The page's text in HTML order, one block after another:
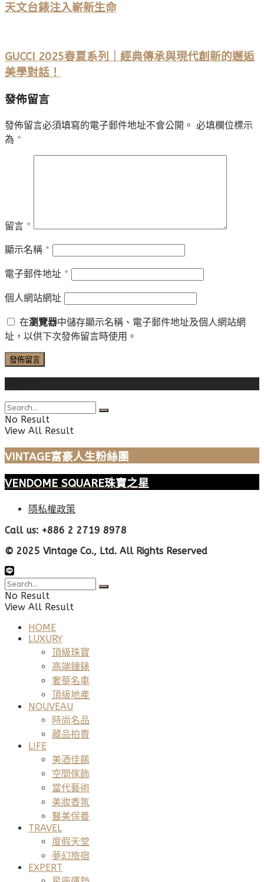
天文台錶注入嶄新生命
GUCCI 2025春夏系列｜經典傳承與現代創新的邂逅
美學對話！
發佈留言
發佈留言必須填寫的電子郵件地址不會公開。 必填欄位標示
為 *
留言 *
顯示名稱 *
電子郵件地址 *
個人網站網址
在瀏覽器中儲存顯示名稱、電子郵件地址及個人網站網
址，以供下次發佈留言時使用。
No Result
View All Result
VINTAGE富豪人生粉絲團
VENDOME SQUARE珠寶之星
隱私權政策
Call us: +886 2 2719 8978
© 2025 Vintage Co., Ltd. All Rights Reserved
No Result
View All Result
HOME
LUXURY
頂級珠寶
高端鐘錶
奢華名車
頂級地產
NOUVEAU
時尚名品
藏品拍賣
LIFE
美酒佳餚
空間傢飾
當代藝術
美妝香氛
醫美保養
TRAVEL
度假天堂
夢幻旅宿
EXPERT